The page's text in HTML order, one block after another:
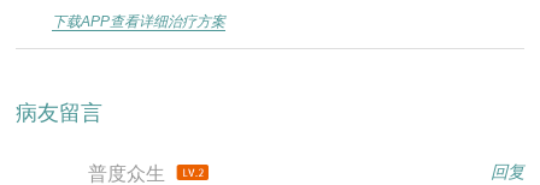
下载APP查看详细治疗方案
病友留言
回复
普度众生